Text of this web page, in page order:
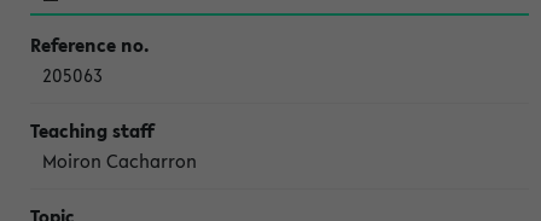
205063
Moiron Cacharron